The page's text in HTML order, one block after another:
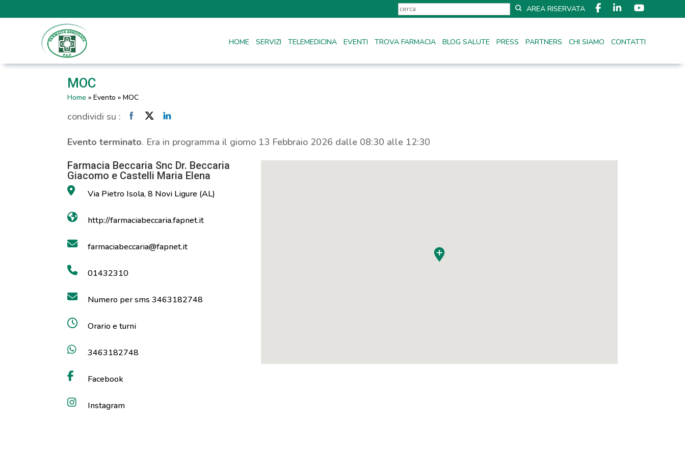
AREA RISERVATA
HOME SERVIZI TELEMEDICINA EVENTI TROVA FARMACIA BLOG SALUTE PRESS PARTNERS CHI SIAMO CONTATTI
MOC
Home » Evento » MOC
condividi su :
Evento terminato. Era in programma il giorno 13 Febbraio 2026 dalle 08:30 alle 12:30
Farmacia Beccaria Snc Dr. Beccaria
Giacomo e Castelli Maria Elena
Via Pietro Isola, 8 Novi Ligure (AL)
http://farmaciabeccaria.fapnet.it
farmaciabeccaria@fapnet.it
01432310
Numero per sms 3463182748
Orario e turni
3463182748
Facebook
Instagram